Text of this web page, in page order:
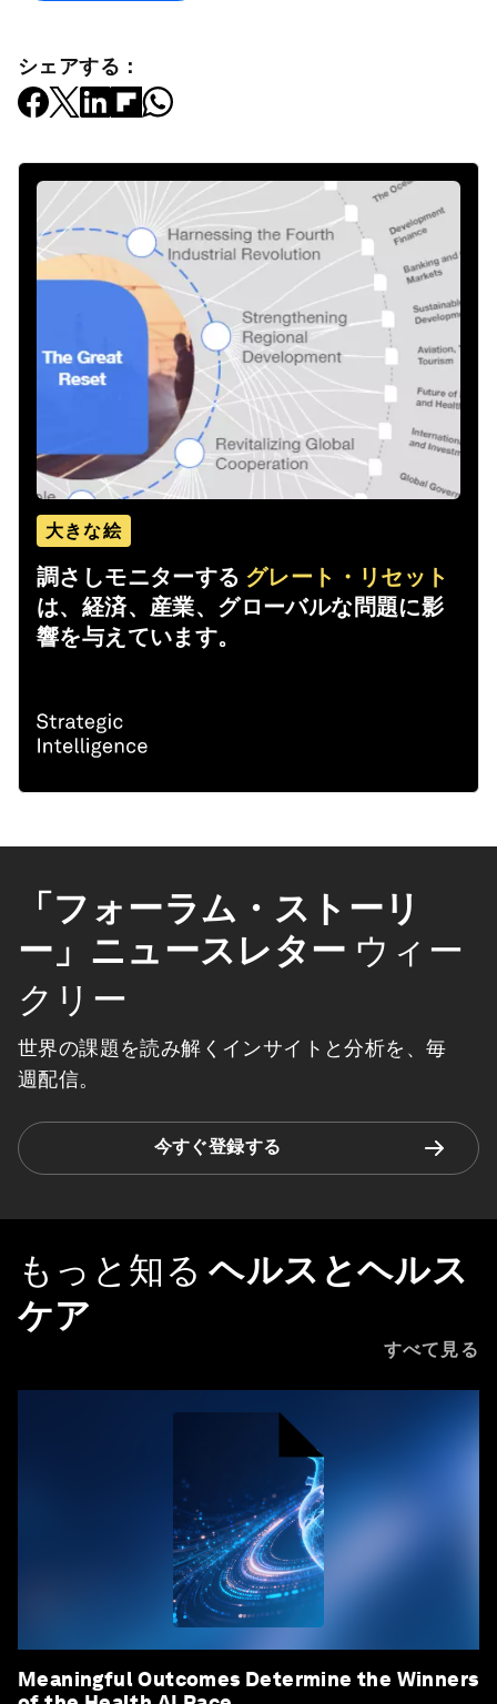
シェアする：
大きな絵
調さしモニターする グレート・リセット
は、経済、産業、グローバルな問題に影
響を与えています。
「フォーラム・ストーリ
ー」ニュースレター ウィー
クリー
世界の課題を読み解くインサイトと分析を、毎
週配信。
今すぐ登録する
もっと知る ヘルスとヘルス
ケア
すべて見る
Meaningful Outcomes Determine the Winners